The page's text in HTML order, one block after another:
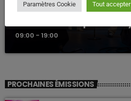
WEEK -END COMPAS
09:00 - 19:00
PROCHAINES ÉMISSIONS
Paramètres Cookie Tout accepter